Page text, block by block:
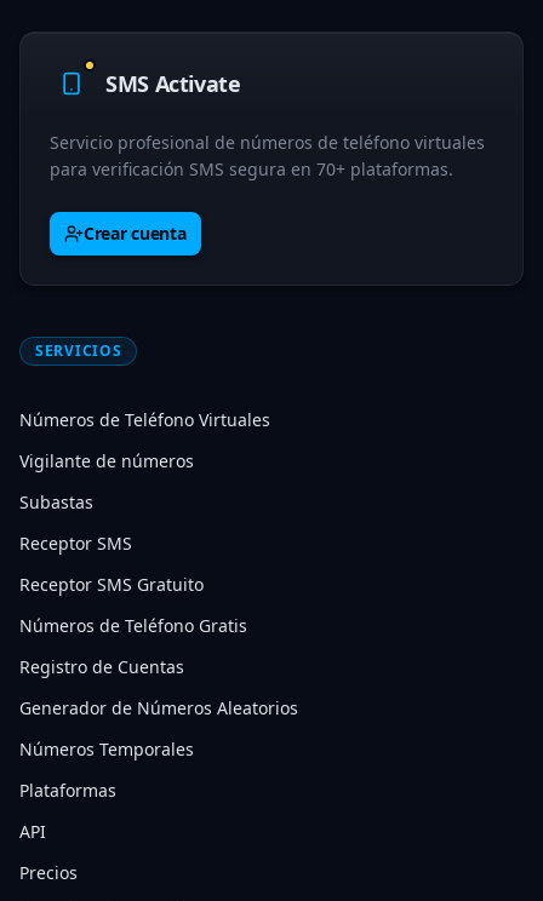
SMS Activate
Servicio profesional de números de teléfono virtuales
para verificación SMS segura en 70+ plataformas.
Crear cuenta
SERVICIOS
Números de Teléfono Virtuales
Vigilante de números
Subastas
Receptor SMS
Receptor SMS Gratuito
Números de Teléfono Gratis
Registro de Cuentas
Generador de Números Aleatorios
Números Temporales
Plataformas
API
Precios